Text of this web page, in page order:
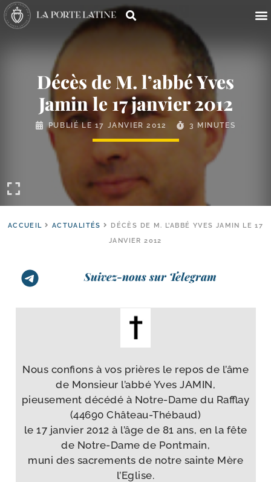
Décès de M. l’abbé Yves
Jamin le 17 janvier 2012
PUBLIÉ LE 17 JANVIER 2012 3 MINUTES
ACCUEIL ACTUALITÉS
DÉCÈS DE M. L’ABBÉ YVES JAMIN LE 17
JANVIER 2012
Suivez-nous sur Telegram
Nous confions à vos prières le repos de l’âme
de Monsieur l’ab­bé Yves JAMIN,
pieu­se­ment décé­dé à Notre-​Dame du Rafflay
(44690 Château-​Thébaud)
le 17 jan­vier 2012 à l’âge de 81 ans, en la fête
de Notre-​Dame de Pontmain,
muni des sacre­ments de notre sainte Mère
l’Eglise.